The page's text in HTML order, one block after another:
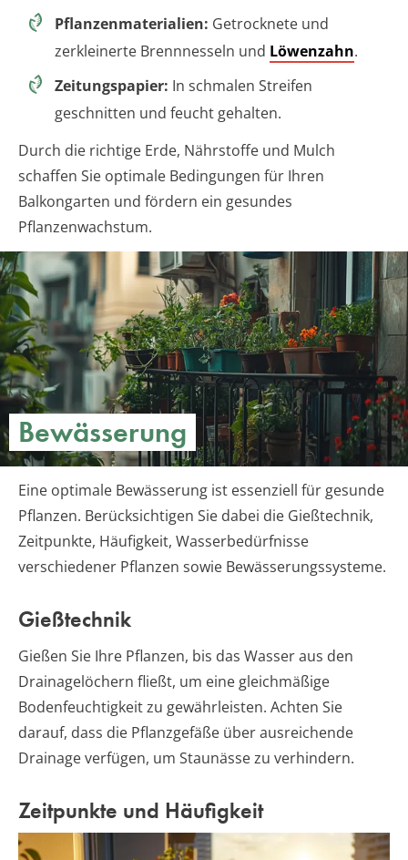
Pflanzenmaterialien: Getrocknete und
zerkleinerte Brennnesseln und Löwenzahn.
Zeitungspapier: In schmalen Streifen
geschnitten und feucht gehalten.
Durch die richtige Erde, Nährstoffe und Mulch
schaffen Sie optimale Bedingungen für Ihren
Balkongarten und fördern ein gesundes
Pflanzenwachstum.
Bewässerung
Eine optimale Bewässerung ist essenziell für gesunde
Pflanzen. Berücksichtigen Sie dabei die Gießtechnik,
Zeitpunkte, Häufigkeit, Wasserbedürfnisse
verschiedener Pflanzen sowie Bewässerungssysteme.
Gießtechnik
Gießen Sie Ihre Pflanzen, bis das Wasser aus den
Drainagelöchern fließt, um eine gleichmäßige
Bodenfeuchtigkeit zu gewährleisten. Achten Sie
darauf, dass die Pflanzgefäße über ausreichende
Drainage verfügen, um Staunässe zu verhindern.
Zeitpunkte und Häufigkeit